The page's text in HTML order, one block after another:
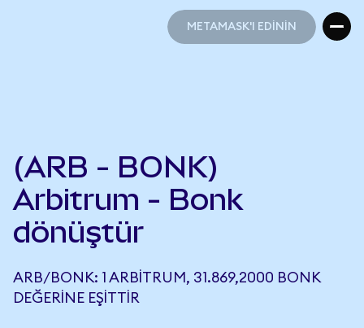
METAMASK'I EDİNİN
(ARB - BONK)
Arbitrum - Bonk
dönüştür
ARB/BONK: 1 ARBITRUM, 31.869,2000 BONK
DEĞERINE EŞITTIR